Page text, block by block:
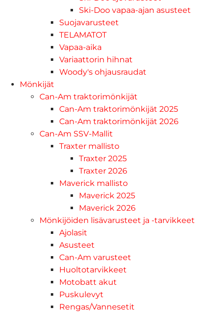
Ski-Doo vapaa-ajan asusteet
Suojavarusteet
TELAMATOT
Vapaa-aika
Variaattorin hihnat
Woody's ohjausraudat
Mönkijät
Can-Am traktorimönkijät
Can-Am traktorimönkijät 2025
Can-Am traktorimönkijät 2026
Can-Am SSV-Mallit
Traxter mallisto
Traxter 2025
Traxter 2026
Maverick mallisto
Maverick 2025
Maverick 2026
Mönkijöiden lisävarusteet ja -tarvikkeet
Ajolasit
Asusteet
Can-Am varusteet
Huoltotarvikkeet
Motobatt akut
Puskulevyt
Rengas/Vannesetit